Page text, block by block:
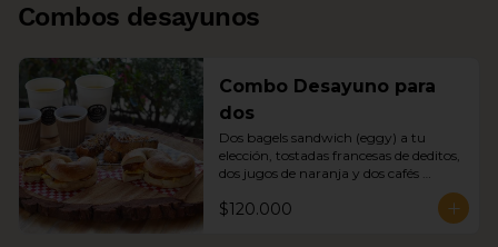
Combos desayunos
Combo Desayuno para
dos
Dos bagels sandwich (eggy) a tu
elección, tostadas francesas de deditos,
dos jugos de naranja y dos cafés
$120.000